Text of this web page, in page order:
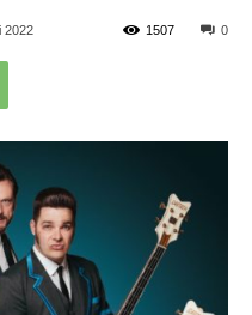
2022 0
1507